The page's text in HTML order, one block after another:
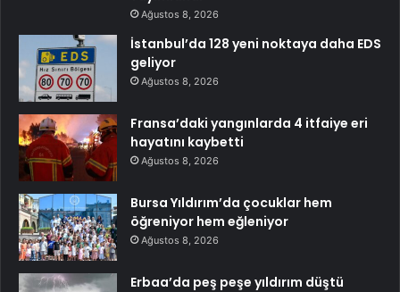
Ağustos 8, 2026
İstanbul’da 128 yeni noktaya daha EDS
geliyor
Ağustos 8, 2026
Fransa’daki yangınlarda 4 itfaiye eri
hayatını kaybetti
Ağustos 8, 2026
Bursa Yıldırım’da çocuklar hem
öğreniyor hem eğleniyor
Ağustos 8, 2026
Erbaa’da peş peşe yıldırım düştü